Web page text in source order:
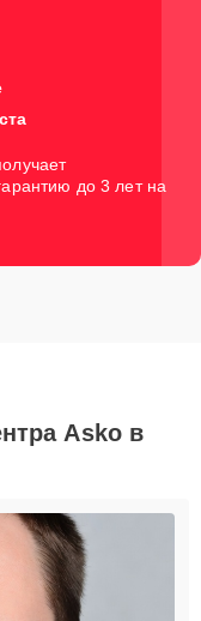
до 3 лет на
Asko в